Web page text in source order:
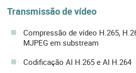
Transmissão de vídeo
Compressão de vídeo H.265,
MJPEG em substream
Codificação AI H.265 e AI H.264